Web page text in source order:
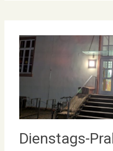
Dienstags-